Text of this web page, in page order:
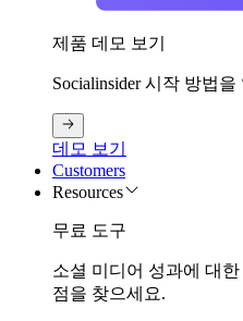
제품 데모 보기
Socialinsider 시작 방법
데모 보기
Customers
Resources
무료 도구
소셜 미디어 성과에 대
점을 찾으세요.